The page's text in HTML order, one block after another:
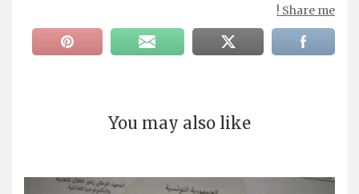
Share me !
You may also like